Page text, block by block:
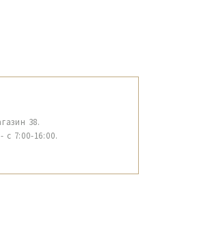
38.
с 7:00-16:00.